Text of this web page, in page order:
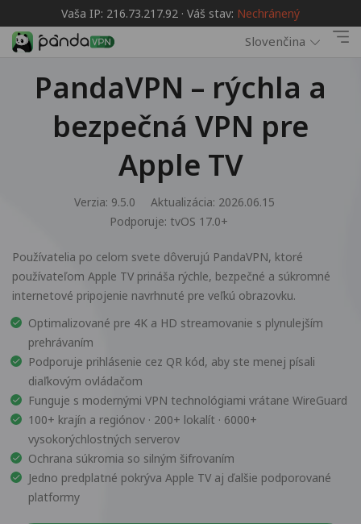
Vaša IP: 216.73.217.92 · Váš stav: Nechránený
Slovenčina
PandaVPN – rýchla a
bezpečná VPN pre
Apple TV
Verzia: 9.5.0
Aktualizácia: 2026.06.15
Podporuje: tvOS 17.0+
Používatelia po celom svete dôverujú PandaVPN, ktoré
používateľom Apple TV prináša rýchle, bezpečné a súkromné
internetové pripojenie navrhnuté pre veľkú obrazovku.
Optimalizované pre 4K a HD streamovanie s plynulejším
prehrávaním
Podporuje prihlásenie cez QR kód, aby ste menej písali
diaľkovým ovládačom
Funguje s modernými VPN technológiami vrátane WireGuard
100+ krajín a regiónov · 200+ lokalít · 6000+
vysokorýchlostných serverov
Ochrana súkromia so silným šifrovaním
Jedno predplatné pokrýva Apple TV aj ďalšie podporované
platformy